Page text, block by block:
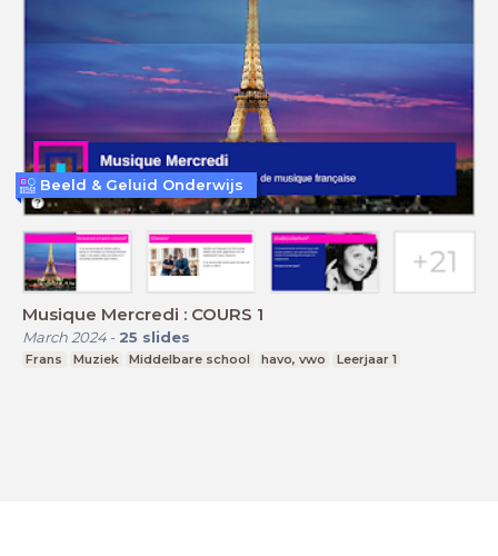
Musique Mercredi : COURS 1
March 2024- 25 slides
Frans Muziek Middelbare school havo, vwo Leerjaar 1
Beeld & Geluid Onderwijs